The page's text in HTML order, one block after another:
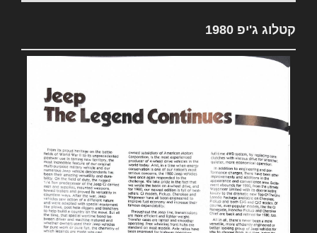
קטלוג ג'יפ 1980